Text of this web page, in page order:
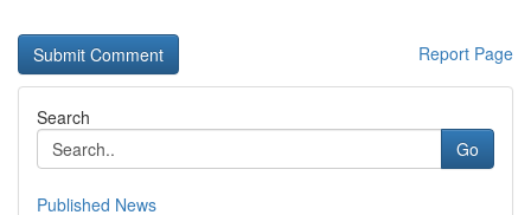
Report Page
Search
Go
Published News